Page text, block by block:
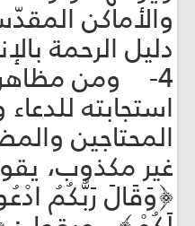
والأماكن
دليل الرحمة
4- ومن مظاهر
استجابته
المحتاجين
غير مكذوب،
﴿وَقَالَ رَبُّكُمُ